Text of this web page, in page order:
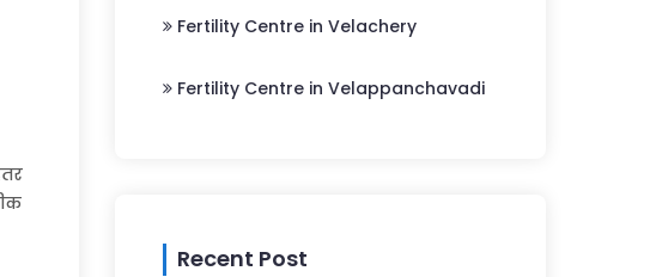
Fertility Centre in Velachery
Fertility Centre in Velappanchavadi
Recent Post